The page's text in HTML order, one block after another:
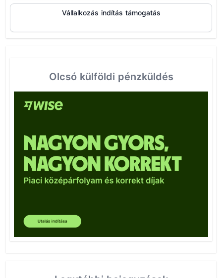
Vállalkozás indítás támogatás
Olcsó külföldi pénzküldés